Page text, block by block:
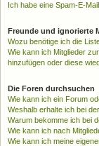
Ich habe eine Spam-E-
Freunde und ignorierte
Wozu benötige ich die
Wie kann ich Mitglieder
hinzufügen oder diese
Die Foren durchsuchen
Wie kann ich ein Forum
Weshalb erhalte ich bei
Warum bekomme ich bei
Wie kann ich nach
Wie kann ich meine